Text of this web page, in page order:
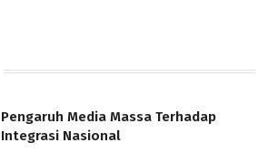
Pengaruh Media Massa Terhadap
Integrasi Nasional